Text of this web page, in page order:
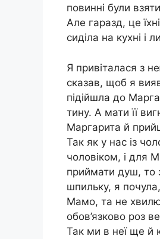
повинні були
Але гаразд, це
сиділа на кухні і
Я привіталася з
сказав, щоб я
підійшла до
тину. А мати її
Маргарита й
Так як у нас із
чоловіком, і для
приймати душ, то
шпильку, я
Мамо, та не
обов’язково роз
Так ми в неї ще й